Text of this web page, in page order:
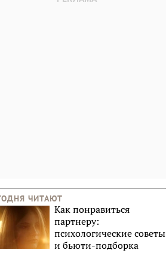
ЧИТАЮТ
Как понравиться
партнеру:
психологические советы
и бьюти-подборка